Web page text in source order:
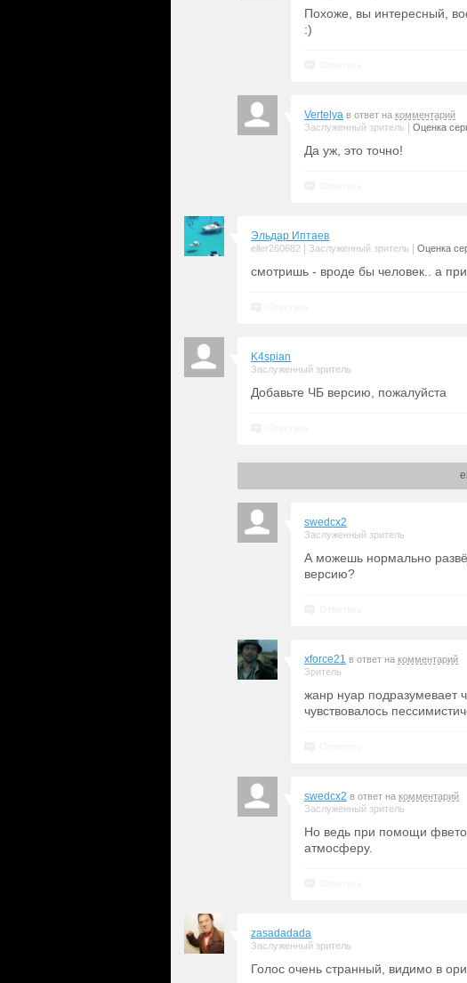
Похоже, вы интересный,
:)
Vertelya в ответ на комментарий
Заслуженный зритель
Оценка
Да уж, это точно!
Эльдар Иптаев
eller260682 Заслуженный зритель Оценка
смотришь - вроде бы человек.. а
K4spian
Заслуженный зритель
Добавьте ЧБ версию, пожалуйста
swedcx2
Заслуженный зритель
А можешь нормально
версию?
xforce21 в ответ на комментарий
Зритель
жанр нуар подразумевает
чувствовалось
swedcx2 в ответ на комментарий
Заслуженный зритель
Но ведь при помощи
атмосферу.
zasadadada
Заслуженный зритель
Голос очень странный, видимо в